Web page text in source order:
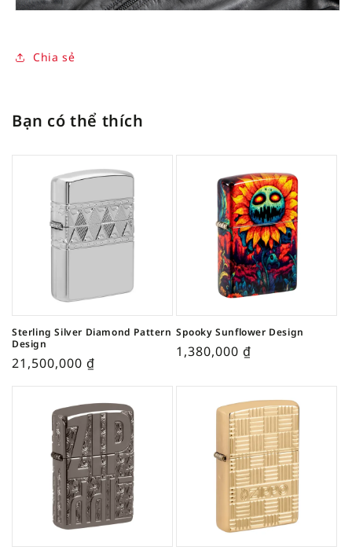
Chia sẻ
Bạn có thể thích
Sterling Silver Diamond Pattern
Design
21,500,000 ₫
Spooky Sunflower Design
1,380,000 ₫